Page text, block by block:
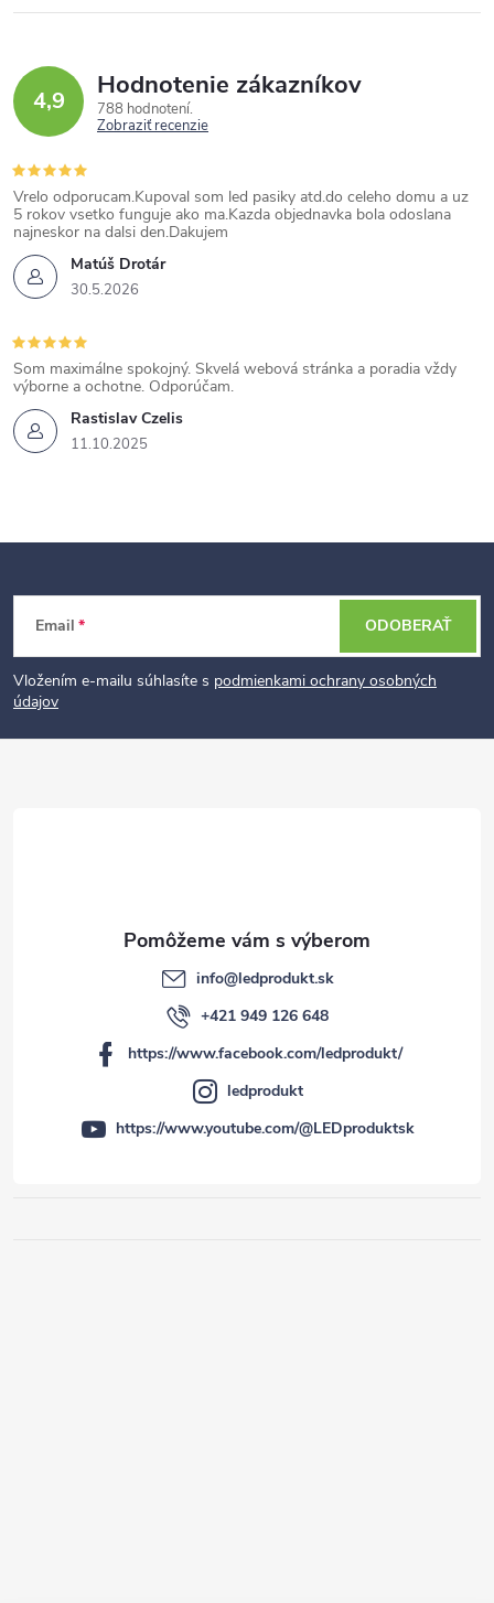
4,9 Hodnotenie zákazníkov
788 hodnotení
Zobraziť recenzie
Matúš Drotár
30.5.2026
Vrelo odporucam.Kupoval som led pasiky atd.do celeho domu a uz
5 rokov vsetko funguje ako ma.Kazda objednavka bola odoslana
najneskor na dalsi den.Dakujem
Rastislav Czelis
11.10.2025
Som maximálne spokojný. Skvelá webová stránka a poradia vždy
výborne a ochotne. Odporúčam.
t
Email
Vložením e-mailu súhlasíte s podmienkami ochrany osobných
údajov
ODOBERAŤ
info@ledprodukt.sk
+421 949 126 648
https://www.facebook.com/ledprodukt/
ledprodukt
https://www.youtube.com/@LEDproduktsk